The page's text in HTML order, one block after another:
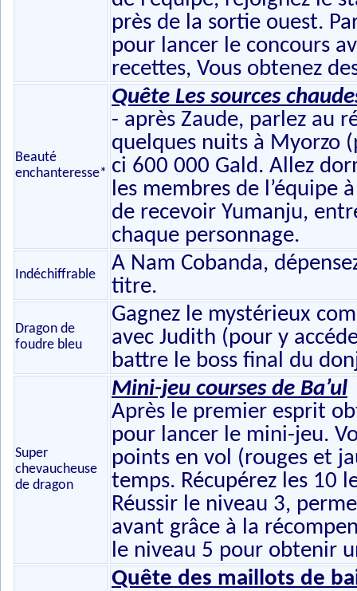
près de la sortie ouest.
pour lancer le concours
recettes, Vous obtenez
Beauté
enchanteresse*
Quête Les sources
- après Zaude, parlez au
quelques nuits à Myorzo
ci 600 000 Gald. Allez
les membres de l’équipe
de recevoir Yumanju,
chaque personnage.
Indéchiffrable
A Nam Cobanda,
titre.
Dragon de
foudre bleu
Gagnez le mystérieux
avec Judith (pour y
battre le boss final du
Super
chevaucheuse
de dragon
Mini-jeu courses de Ba’ul
Après le premier esprit
pour lancer le mini-jeu.
points en vol (rouges et
temps. Récupérez les 10
Réussir le niveau 3,
avant grâce à la
le niveau 5 pour obtenir
Quête des maillots de